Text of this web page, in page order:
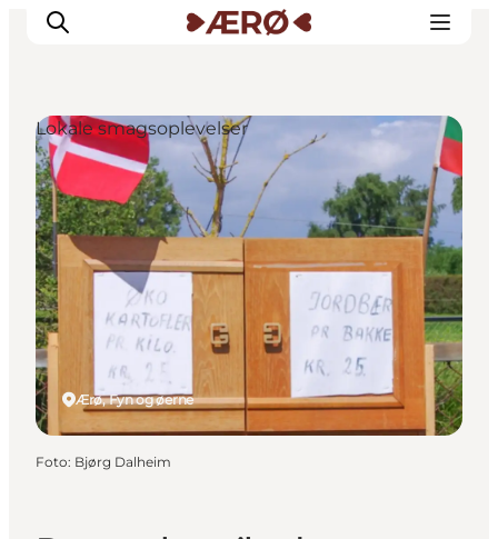
Overnatning
Spisesteder
Oplevelser
Events
Planlæg ferien
Ærø, Fyn og øerne
Lokale smagsoplevelser
Foto: Bjørg Dalheim